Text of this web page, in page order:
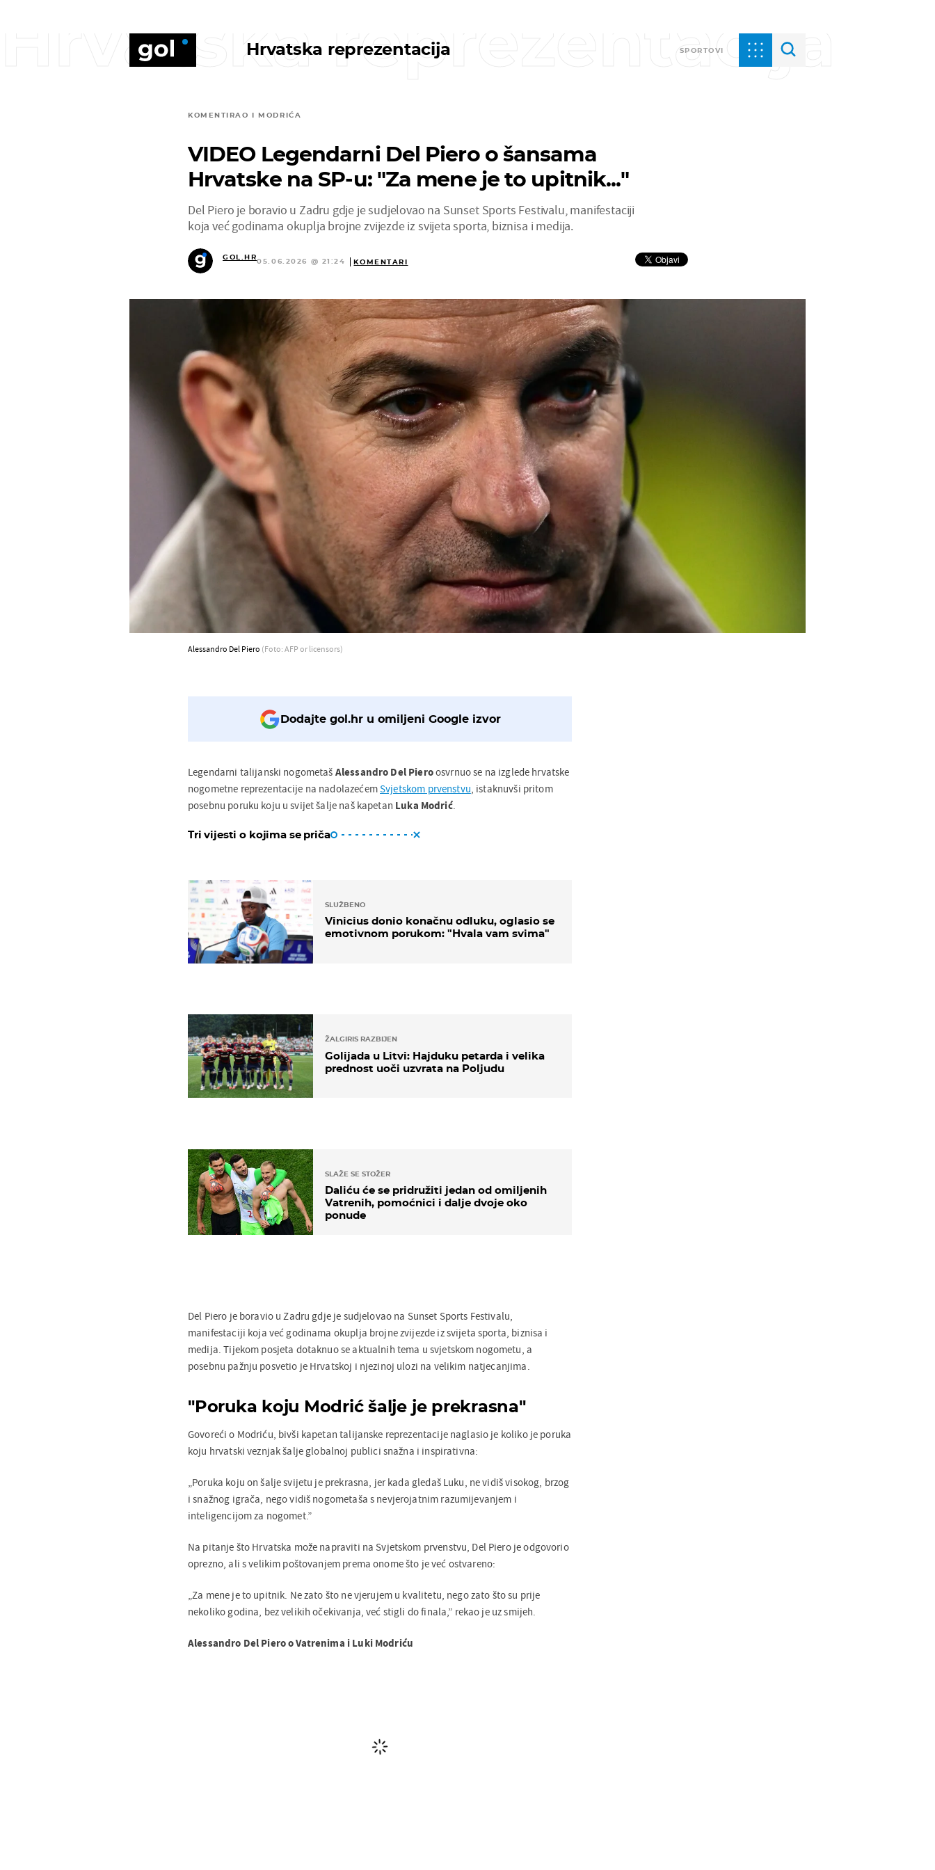
Hrvatska reprezentacija SPORTOVI
Hrvatska reprezentacija
KOMENTIRAO I MODRIĆA
VIDEO Legendarni Del Piero o šansama
Hrvatske na SP-u: "Za mene je to upitnik..."
Del Piero je boravio u Zadru gdje je sudjelovao na Sunset Sports Festivalu, manifestaciji
koja već godinama okuplja brojne zvijezde iz svijeta sporta, biznisa i medija.
GOL.HR
05.06.2026 @ 21:24 KOMENTARI
Alessandro Del Piero (Foto: AFP or licensors)
Dodajte gol.hr u omiljeni Google izvor
Legendarni talijanski nogometaš Alessandro Del Pieroosvrnuo se na izglede hrvatske
nogometne reprezentacije na nadolazećemSvjetskom prvenstvu, istaknuvši pritom
posebnu poruku koju u svijet šalje naš kapetan Luka Modrić.
Tri vijesti o kojima se priča
SLUŽBENO
Vinicius donio konačnu odluku, oglasio se
emotivnom porukom: "Hvala vam svima"
ŽALGIRIS RAZBIJEN
Golijada u Litvi: Hajduku petarda i velika
prednost uoči uzvrata na Poljudu
SLAŽE SE STOŽER
Daliću će se pridružiti jedan od omiljenih
Vatrenih, pomoćnici i dalje dvoje oko
ponude
Del Piero je boravio u Zadru gdje je sudjelovao na Sunset Sports Festivalu,
manifestaciji koja već godinama okuplja brojne zvijezde iz svijeta sporta, biznisa i
medija. Tijekom posjeta dotaknuo se aktualnih tema u svjetskom nogometu, a
posebnu pažnju posvetio je Hrvatskoj i njezinoj ulozi na velikim natjecanjima.
"Poruka koju Modrić šalje je prekrasna"
Govoreći o Modriću, bivši kapetan talijanske reprezentacije naglasio je koliko je poruka
koju hrvatski veznjak šalje globalnoj publici snažna i inspirativna:
„Poruka koju on šalje svijetu je prekrasna, jer kada gledaš Luku, ne vidiš visokog, brzog
i snažnog igrača, nego vidiš nogometaša s nevjerojatnim razumijevanjem i
inteligencijom za nogomet.”
Na pitanje što Hrvatska može napraviti na Svjetskom prvenstvu, Del Piero je odgovorio
oprezno, ali s velikim poštovanjem prema onome što je već ostvareno:
„Za mene je to upitnik. Ne zato što ne vjerujem u kvalitetu, nego zato što su prije
nekoliko godina, bez velikih očekivanja, već stigli do finala,” rekao je uz smijeh.
Alessandro Del Piero o Vatrenima i Luki Modriću